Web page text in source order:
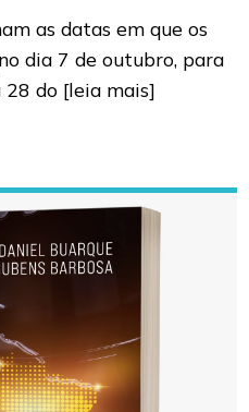
as datas em que os
dia 7 de outubro, para
28 do [leia mais]